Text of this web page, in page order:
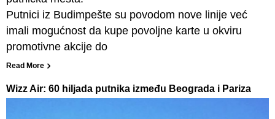
Putnici iz Budimpešte su povodom nove linije već
imali mogućnost da kupe povoljne karte u okviru
promotivne akcije do
Read More
Wizz Air: 60 hiljada putnika između Beograda i Pariza